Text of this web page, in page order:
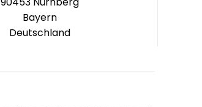
Bayern
Deutschland